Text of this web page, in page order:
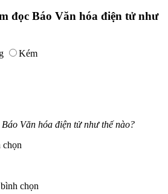
đọc Báo Văn hóa điện tử như
Kém
Văn hóa điện tử như thế nào?
chọn
chọn